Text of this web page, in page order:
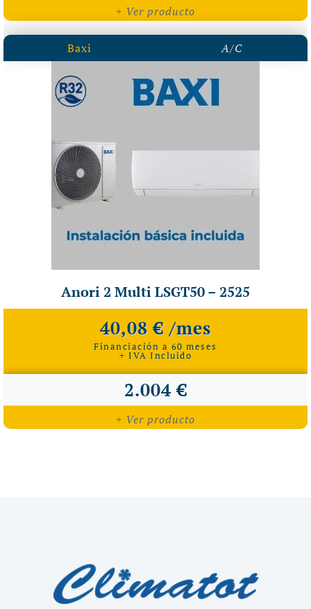
+ Ver producto
Baxi A/C
Anori 2 Multi LSGT50 – 2525
40,08 € /mes
Financiación a 60 meses
+ IVA Incluido
2.004 €
+ Ver producto